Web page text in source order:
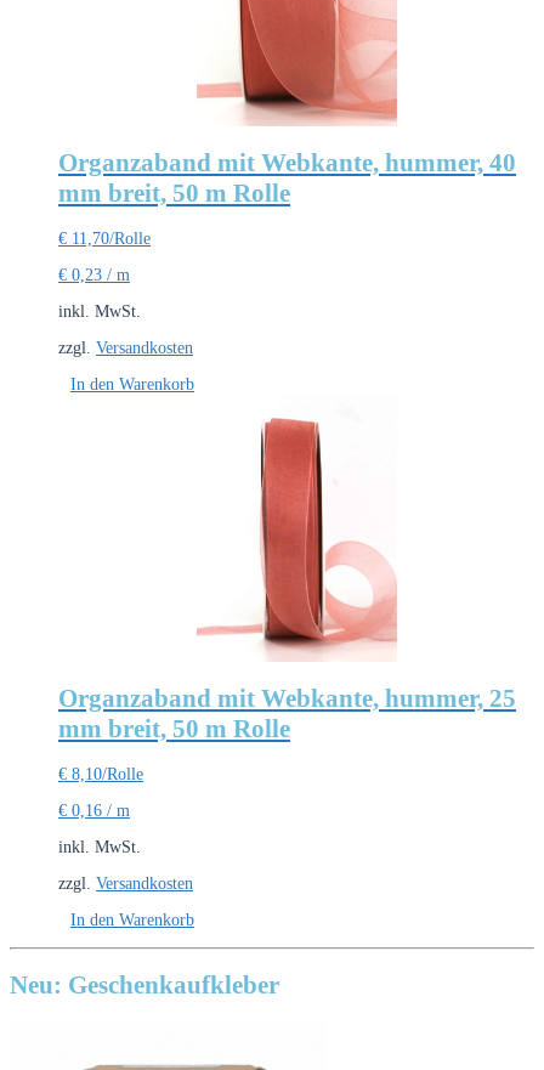
Organzaband mit Webkante, hummer, 40
mm breit, 50 m Rolle
€ 11,70/Rolle
€ 0,23 / m
inkl. MwSt.
zzgl. Versandkosten
In den Warenkorb
Organzaband mit Webkante, hummer, 25
mm breit, 50 m Rolle
€ 8,10/Rolle
€ 0,16 / m
inkl. MwSt.
zzgl. Versandkosten
In den Warenkorb
Neu: Geschenkaufkleber